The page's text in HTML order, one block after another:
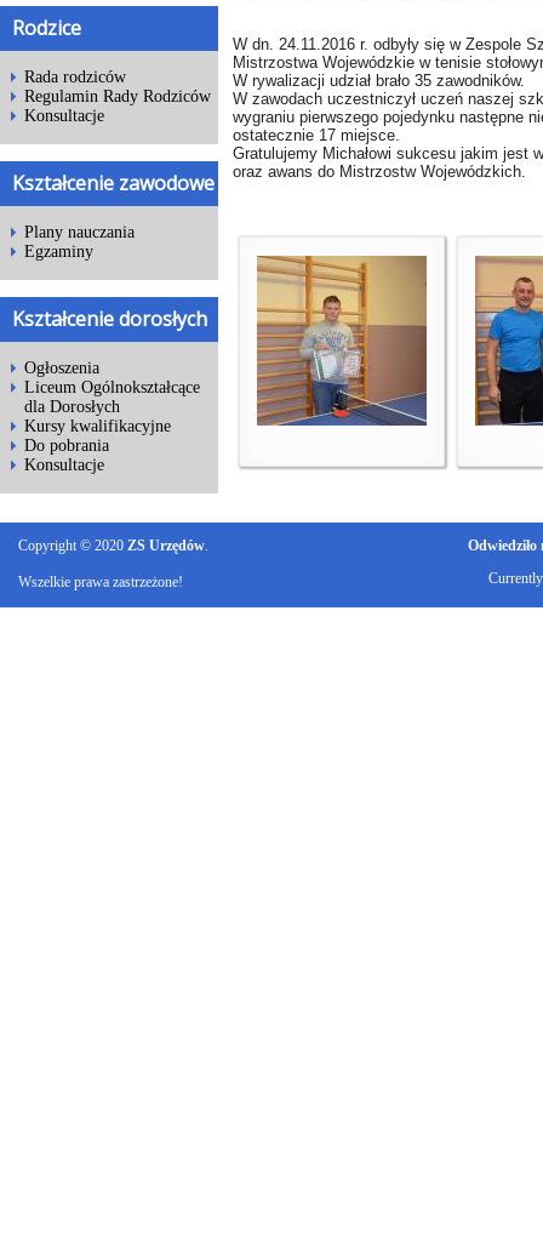
Rodzice
Rada rodziców
Regulamin Rady Rodziców
Konsultacje
Kształcenie zawodowe
Plany nauczania
Egzaminy
Kształcenie dorosłych
Ogłoszenia
Liceum Ogólnokształcące
dla Dorosłych
Kursy kwalifikacyjne
Do pobrania
Konsultacje
W dn. 24.11.2016 r. odbyły się w Zespole
Mistrzostwa Wojewódzkie w tenisie
W rywalizacji udział brało 35 zawodników.
W zawodach uczestniczył uczeń naszej
wygraniu pierwszego pojedynku następne
ostatecznie 17 miejsce.
Gratulujemy Michałowi sukcesu jakim jest
oraz awans do Mistrzostw Wojewódzkich.
Copyright © 2020 ZS Urzędów.
Wszelkie prawa zastrzeżone!
Odwiedziło